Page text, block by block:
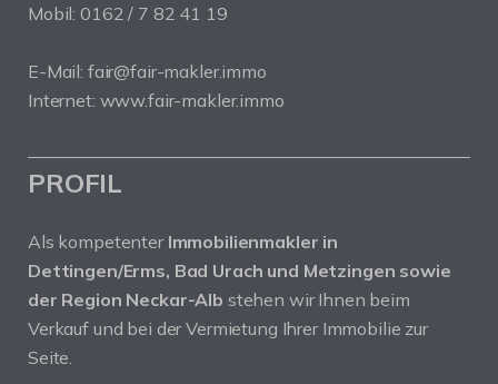
Mobil: 0162 / 7 82 41 19
E-Mail: fair@fair-makler.immo
Internet: www.fair-makler.immo
PROFIL
Als kompetenter Immobilienmakler in
Dettingen/Erms, Bad Urach und Metzingen sowie
der Region Neckar-Alb stehen wir Ihnen beim
Verkauf und bei der Vermietung Ihrer Immobilie zur
Seite.